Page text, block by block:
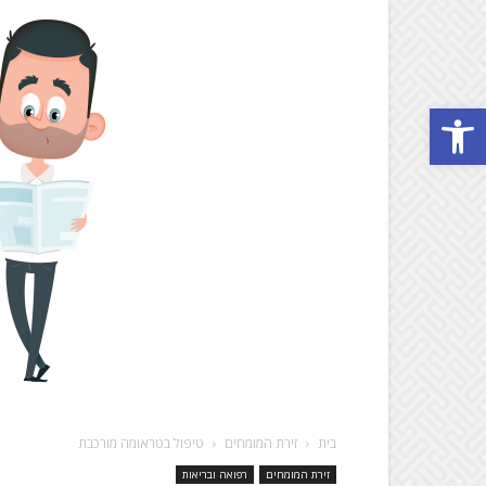
Open toolbar
בית זירת המומחים טיפול בטראומה מורכבת
זירת המומחים רפואה ובריאות